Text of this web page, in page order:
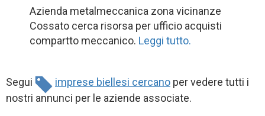
Azienda metalmeccanica zona vicinanze
Cossato cerca risorsa per ufficio acquisti
compartto meccanico. Leggi tutto.
Segui imprese biellesi cercano per vedere tutti i
nostri annunci per le aziende associate.